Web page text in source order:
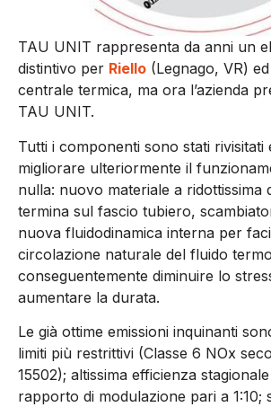
TAU UNIT rappresenta da anni un
distintivo per Riello (Legnago, VR)
centrale termica, ma ora l’azienda
TAU UNIT.
Tutti i componenti sono stati
migliorare ulteriormente il
nulla: nuovo materiale a ridottissima
termina sul fascio tubiero,
nuova fluidodinamica interna per
circolazione naturale del fluido
conseguentemente diminuire lo
aumentare la durata.
Le già ottime emissioni inquinanti
limiti più restrittivi (Classe 6 NOx
15502); altissima efficienza
rapporto di modulazione pari a 1:10;